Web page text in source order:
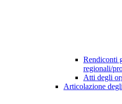
Rendiconti
regionali/
Atti degli
Articolazione